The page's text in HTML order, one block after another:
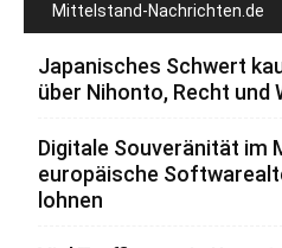
Mittelstand-Nachrichten.de
Japanisches Schwert
über Nihonto, Recht und
Digitale Souveränität im
europäische
lohnen